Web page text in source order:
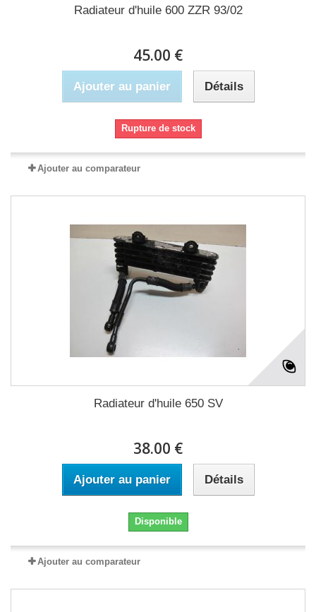
Radiateur d'huile 600 ZZR 93/02
45.00 €
Ajouter au panier Détails
Rupture de stock
Ajouter au comparateur
Radiateur d'huile 650 SV
38.00 €
Ajouter au panier Détails
Disponible
Ajouter au comparateur